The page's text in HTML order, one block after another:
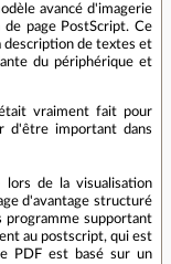
avancé d'imagerie
page PostScript. Ce
description de textes et
du périphérique et
vraiment fait pour
d'être important dans
lors de la visualisation
d'avantage structuré
programme supportant
au postscript, qui est
PDF est basé sur un